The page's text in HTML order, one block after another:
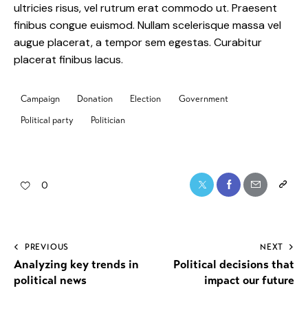
ultricies risus, vel rutrum erat commodo ut. Praesent
finibus congue euismod. Nullam scelerisque massa vel
augue placerat, a tempor sem egestas. Curabitur
placerat finibus lacus.
Campaign Donation Election
Government
Political party
Politician
0
PREVIOUS
Analyzing key trends in
political news
NEXT
Political decisions that
impact our future